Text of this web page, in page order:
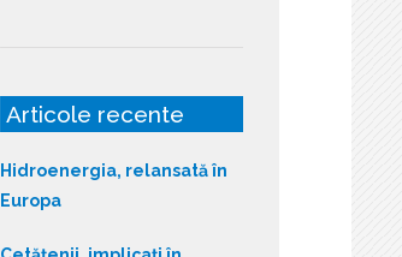
Articole recente
Hidroenergia, relansată în
Europa